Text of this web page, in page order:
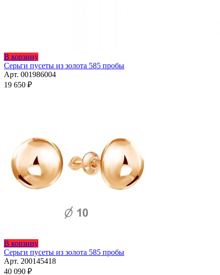
В корзину
Серьги пусеты из золота 585 пробы
Арт. 001986004
19 650 ₽
В корзину
Серьги пусеты из золота 585 пробы
Арт. 200145418
40 090 ₽